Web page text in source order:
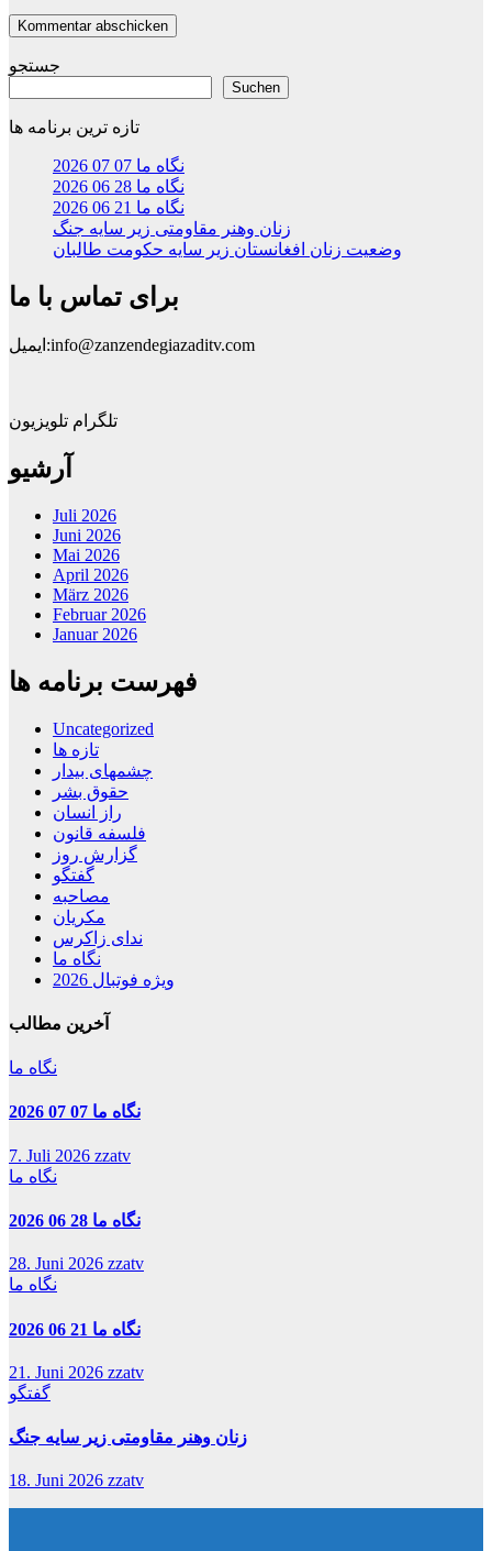
جستجو
Suchen
تازه ترین برنامه ها
نگاه ما 07 07 2026
نگاه ما 28 06 2026
نگاه ما 21 06 2026
زنان وهنر مقاومتی زیر سایه جنگ
وضعیت زنان افغانستان زیر سایه حکومت طالبان
برای تماس با ما
ایمیل:info@zanzendegiazaditv.com
تلگرام تلویزیون
آرشیو
Juli 2026
Juni 2026
Mai 2026
April 2026
März 2026
Februar 2026
Januar 2026
فهرست برنامه ها
Uncategorized
تازه ها
چشمهای بیدار
حقوق بشر
راز انسان
فلسفه قانون
گزارش روز
گفتگو
مصاحبه
مکریان
ندای زاکرس
نگاه ما
ویژه فوتبال 2026
آخرین مطالب
نگاه ما
نگاه ما 07 07 2026
7. Juli 2026 zzatv
نگاه ما
نگاه ما 28 06 2026
28. Juni 2026 zzatv
نگاه ما
نگاه ما 21 06 2026
21. Juni 2026 zzatv
گفتگو
زنان وهنر مقاومتی زیر سایه جنگ
18. Juni 2026 zzatv